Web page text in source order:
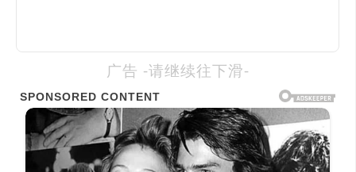
广告 -请继续往下滑-